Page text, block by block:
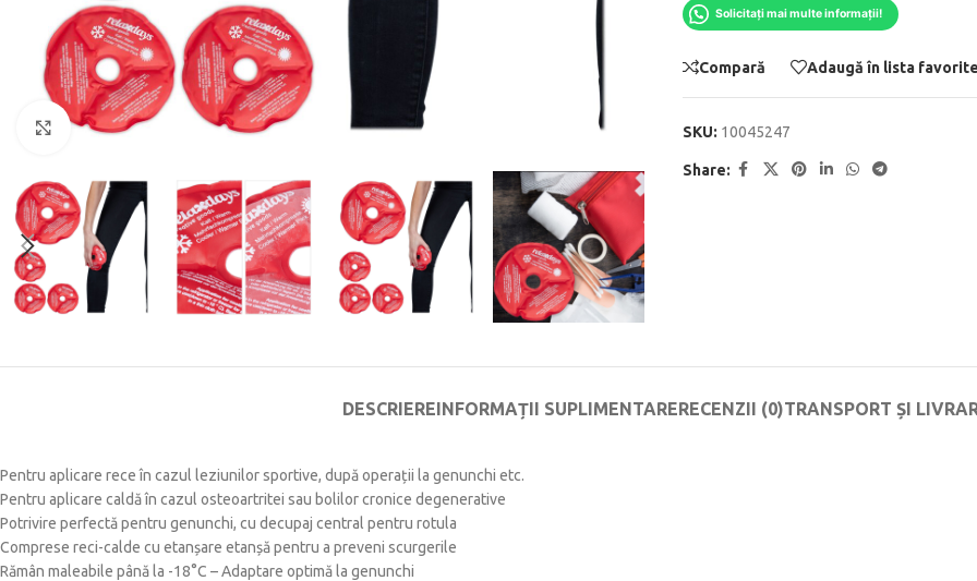
Click to enlarge
Solicitați mai multe informații!
Compară Adaugă în lista favorite
SKU: 10045247
Share:
DESCRIEREINFORMAȚII SUPLIMENTARERECENZII (0)TRANSPORT ȘI
Pentru aplicare rece în cazul leziunilor sportive, după operații la genunchi etc.
Pentru aplicare caldă în cazul osteoartritei sau bolilor cronice degenerative
Potrivire perfectă pentru genunchi, cu decupaj central pentru rotula
Comprese reci-calde cu etanșare etanșă pentru a preveni scurgerile
Rămân maleabile până la -18°C – Adaptare optimă la genunchi